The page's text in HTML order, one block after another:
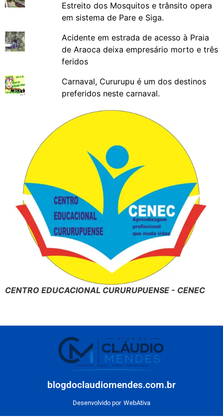
Estreito dos Mosquitos e trânsito opera
em sistema de Pare e Siga.
Acidente em estrada de acesso à Praia
de Araoca deixa empresário morto e três
feridos
Carnaval, Cururupu é um dos destinos
preferidos neste carnaval.
CENTRO EDUCACIONAL CURURUPUENSE - CENEC
blogdoclaudiomendes.com.br
Desenvolvido por WebAtiva